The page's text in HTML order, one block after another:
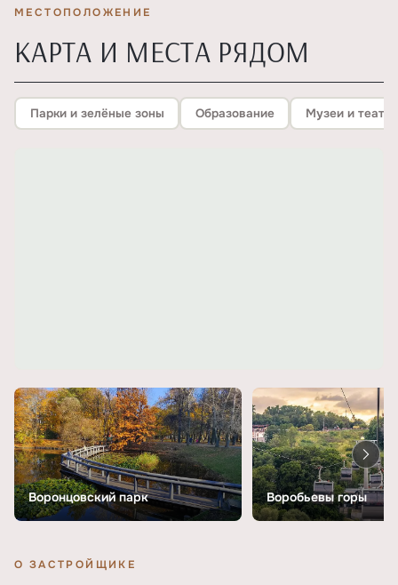
МЕСТОПОЛОЖЕНИЕ
КАРТА И МЕСТА РЯДОМ
Парки и зелёные зоны Образование Музеи и
Воронцовский парк Воробьевы горы
О ЗАСТРОЙЩИКЕ